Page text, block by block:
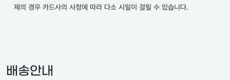
제의 경우 카드사의 사정에 따라 다소 시일이 걸릴 수 있습니다.
배송안내